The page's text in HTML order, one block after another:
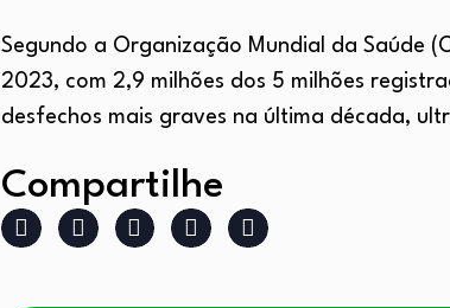
Segundo a Organização Mundial da Saúde
2023, com 2,9 milhões dos 5 milhões
desfechos mais graves na última década,
Compartilhe